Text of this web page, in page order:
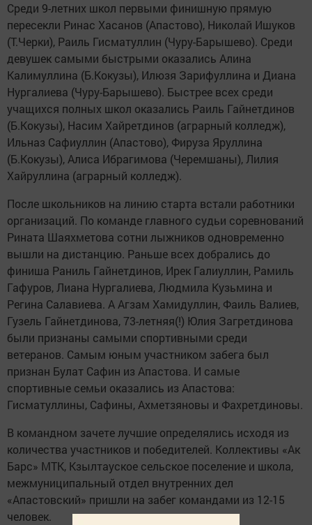
Среди 9-летних школ первыми финишную прямую
пересекли Ринас Хасанов (Апастово), Николай Ишуков
(Т.Черки), Раиль Гисматуллин (Чуру-Барышево). Среди
девушек самыми быстрыми оказались Алина
Калимуллина (Б.Кокузы), Илюзя Зарифуллина и Диана
Нургалиева (Чуру-Барышево). Быстрее всех среди
учащихся полных школ оказались Раиль Гайнетдинов
(Б.Кокузы), Насим Хайретдинов (аграрный колледж),
Ильназ Сафиуллин (Апастово), Фируза Яруллина
(Б.Кокузы), Алиса Ибрагимова (Черемшаны), Лилия
Хайруллина (аграрный колледж).
После школьников на линию старта встали работники
организаций. По команде главного судьи соревнований
Рината Шаяхметова сотни лыжников одновременно
вышли на дистанцию. Раньше всех добрались до
финиша Раниль Гайнетдинов, Ирек Галиуллин, Рамиль
Гафуров, Лиана Нургалиева, Людмила Кузьмина и
Регина Салавиева. А Агзам Хамидуллин, Фаиль Валиев,
Гузель Гайнетдинова, 73-летняя(!) Юлия Загретдинова
были признаны самыми спортивными среди
ветеранов. Самым юным участником забега был
признан Булат Сафин из Апастова. И самые
спортивные семьи оказались из Апастова:
Гисматуллины, Сафины, Ахметзяновы и Фахретдиновы.
В командном зачете лучшие определялись исходя из
количества участников и победителей. Коллективы «Ак
Барс» МТК, Кзылтауское сельское поселение и школа,
межмуниципальный отдел внутренних дел
«Апастовский» пришли на забег командами из 12-15
человек.